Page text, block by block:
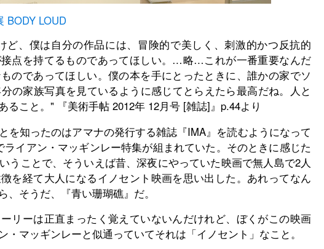
BODY LOUD
ど、僕は自分の作品には、冒険的で美しく、刺激的かつ反抗的
点を持てるものであってほしい。…略…これが一番重要なんだ
のであってほしい。僕の本を手にとったときに、誰かの家でソ
の家族写真を見ているように感じてとらえたら最高だね。人と
ること。" 『美術手帖 2012年 12月号 [雑誌]』p.44より
を知ったのはアマナの発行する雑誌『IMA』を読むようになって
イアン・マッギンレー特集が組まれていた。そのときに感じた
うことで、そういえば昔、深夜にやっていた映画で無人島で2人
を経て大人になるイノセント映画を思い出した。あれってなん
そうだ、『青い珊瑚礁』だ。
リーは正直まったく覚えていないんだけれど、ぼくがこの映画
・マッギンレーと似通っていてそれは「イノセント」なこと。